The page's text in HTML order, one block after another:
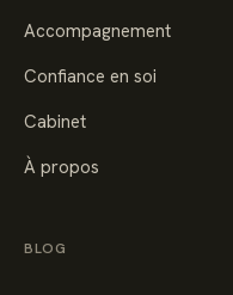
Accompagnement
Confiance en soi
Cabinet
À propos
BLOG